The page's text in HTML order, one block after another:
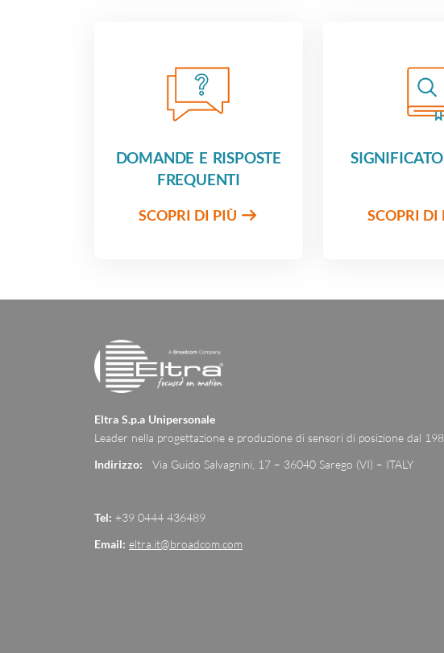
DOMANDE E RISPOSTE
FREQUENTI
SCOPRI DI PIÙ
SIGNIFICATO
SCOPRI DI
Eltra S.p.a Unipersonale
Leader nella progettazione e produzione di sensori di posizione dal
Indirizzo: Via Guido Salvagnini, 17 – 36040 Sarego (VI) – ITALY
Tel: +39 0444 436489
Email: eltra.it@broadcom.com